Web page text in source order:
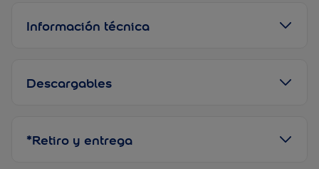
Información técnica
Descargables
*Retiro y entrega